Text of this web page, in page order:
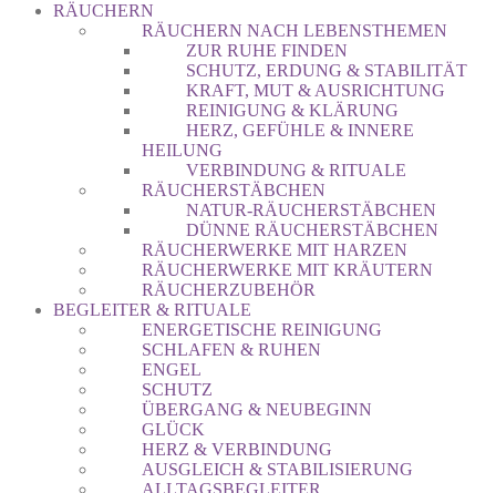
RÄUCHERN
RÄUCHERN NACH LEBENSTHEMEN
ZUR RUHE FINDEN
SCHUTZ, ERDUNG & STABILITÄT
KRAFT, MUT & AUSRICHTUNG
REINIGUNG & KLÄRUNG
HERZ, GEFÜHLE & INNERE
HEILUNG
VERBINDUNG & RITUALE
RÄUCHERSTÄBCHEN
NATUR-RÄUCHERSTÄBCHEN
DÜNNE RÄUCHERSTÄBCHEN
RÄUCHERWERKE MIT HARZEN
RÄUCHERWERKE MIT KRÄUTERN
RÄUCHERZUBEHÖR
BEGLEITER & RITUALE
ENERGETISCHE REINIGUNG
SCHLAFEN & RUHEN
ENGEL
SCHUTZ
ÜBERGANG & NEUBEGINN
GLÜCK
HERZ & VERBINDUNG
AUSGLEICH & STABILISIERUNG
ALLTAGSBEGLEITER